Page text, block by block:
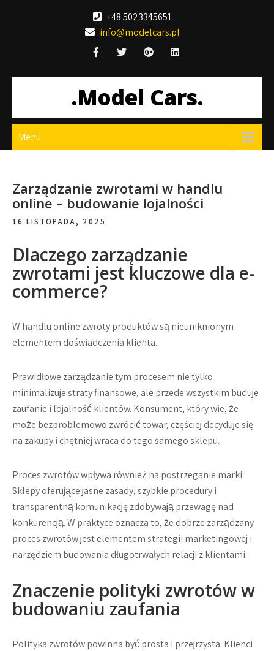
+48 5023345651
info@modelcars.pl
.Model Cars.
Menu
Zarządzanie zwrotami w handlu
online – budowanie lojalności
16 LISTOPADA, 2025
Dlaczego zarządzanie
zwrotami jest kluczowe dla e-
commerce?
W handlu online zwroty produktów są nieuniknionym
elementem doświadczenia klienta.
Prawidłowe zarządzanie tym procesem nie tylko
minimalizuje straty finansowe, ale przede wszystkim buduje
zaufanie i lojalność klientów. Konsument, który wie, że
może bezproblemowo zwrócić towar, częściej decyduje się
na zakupy i chętniej wraca do tego samego sklepu.
Proces zwrotów wpływa również na postrzeganie marki.
Sklepy oferujące jasne zasady, szybkie procedury i
transparentną komunikację zdobywają przewagę nad
konkurencją. W praktyce oznacza to, że dobrze zarządzany
proces zwrotów jest elementem strategii marketingowej i
narzędziem budowania długotrwałych relacji z klientami.
Znaczenie polityki zwrotów w
budowaniu zaufania
Polityka zwrotów powinna być prosta i przejrzysta. Klienci